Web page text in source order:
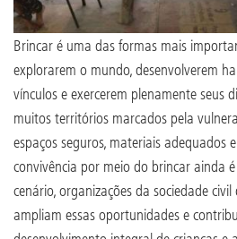
Brincar é uma das formas mais
explorarem o mundo, desenvolverem
vínculos e exercerem plenamente seus
muitos territórios marcados pela
espaços seguros, materiais adequados
convivência por meio do brincar ainda
cenário, organizações da sociedade
ampliam essas oportunidades e